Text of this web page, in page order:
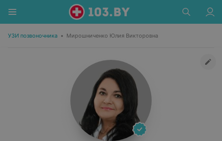
УЗИ позвоночника • Мирошниченко Юлия Викторовна